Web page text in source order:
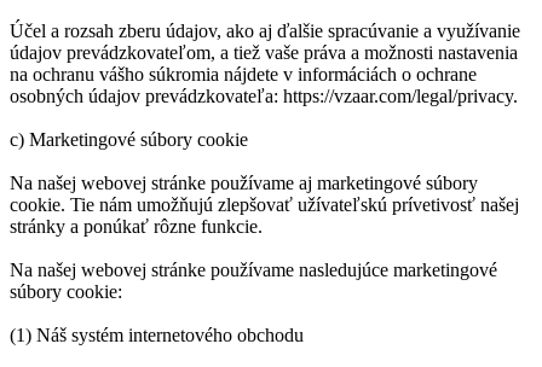
Účel a rozsah zberu údajov, ako aj ďalšie spracúvanie a využívanie
údajov prevádzkovateľom, a tiež vaše práva a možnosti nastavenia
na ochranu vášho súkromia nájdete v informáciách o ochrane
osobných údajov prevádzkovateľa: https://vzaar.com/legal/privacy.
c) Marketingové súbory cookie
Na našej webovej stránke používame aj marketingové súbory
cookie. Tie nám umožňujú zlepšovať užívateľskú prívetivosť našej
stránky a ponúkať rôzne funkcie.
Na našej webovej stránke používame nasledujúce marketingové
súbory cookie:
(1) Náš systém internetového obchodu